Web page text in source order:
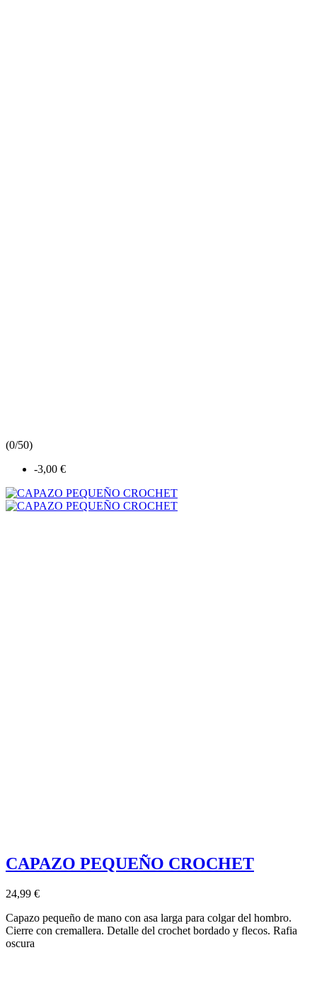
(0/50)
-3,00 €
CAPAZO PEQUEÑO CROCHET
24,99 €
Capazo pequeño de mano con asa larga para colgar del hombro.
Cierre con cremallera. Detalle del crochet bordado y flecos. Rafia
oscura